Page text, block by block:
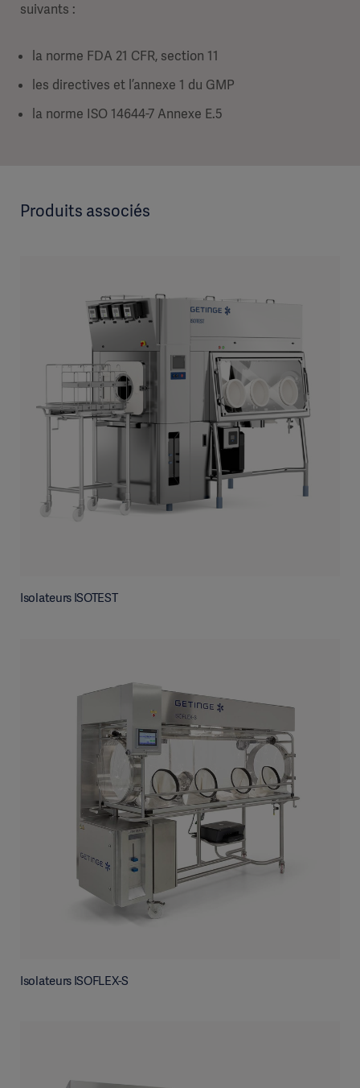
suivants :
la norme FDA 21 CFR, section 11
les directives et l’annexe 1 du GMP
la norme ISO 14644-7 Annexe E.5
Produits associés
Isolateurs ISOTEST
Isolateurs ISOFLEX-S